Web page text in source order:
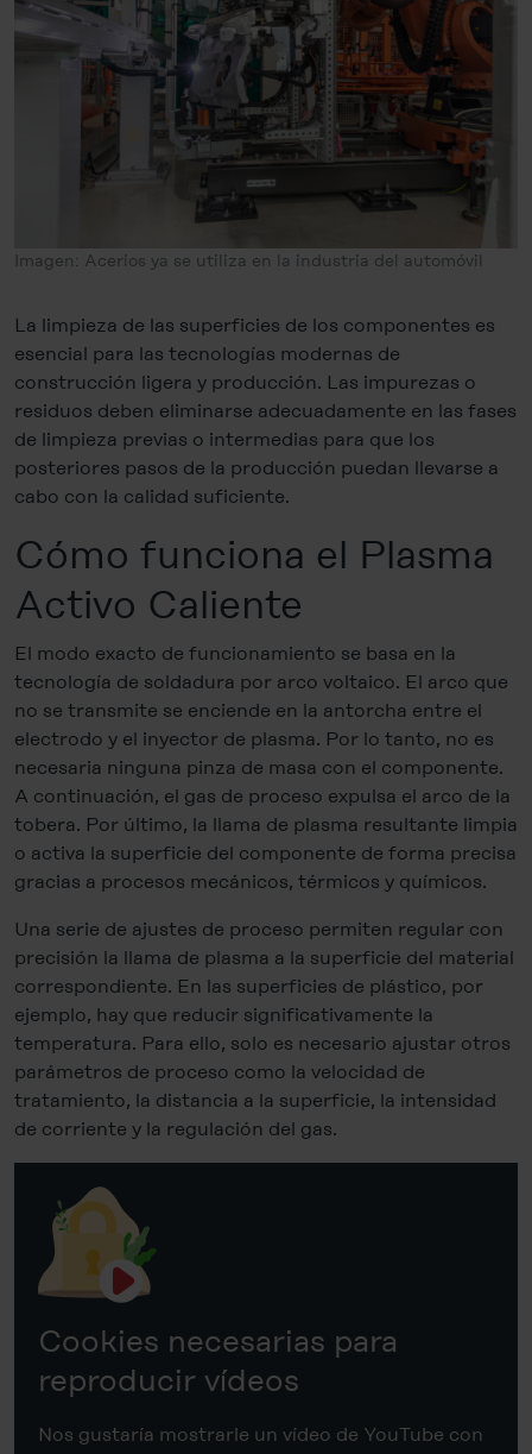
Imagen: Acerios ya se utiliza en la industria del automóvil
La limpieza de las superficies de los componentes es
esencial para las tecnologías modernas de
construcción ligera y producción. Las impurezas o
residuos deben eliminarse adecuadamente en las fases
de limpieza previas o intermedias para que los
posteriores pasos de la producción puedan llevarse a
cabo con la calidad suficiente.
Cómo funciona el Plasma
Activo Caliente
El modo exacto de funcionamiento se basa en la
tecnología de soldadura por arco voltaico. El arco que
no se transmite se enciende en la antorcha entre el
electrodo y el inyector de plasma. Por lo tanto, no es
necesaria ninguna pinza de masa con el componente.
A continuación, el gas de proceso expulsa el arco de la
tobera. Por último, la llama de plasma resultante limpia
o activa la superficie del componente de forma precisa
gracias a procesos mecánicos, térmicos y químicos.
Una serie de ajustes de proceso permiten regular con
precisión la llama de plasma a la superficie del material
correspondiente. En las superficies de plástico, por
ejemplo, hay que reducir significativamente la
temperatura. Para ello, solo es necesario ajustar otros
parámetros de proceso como la velocidad de
tratamiento, la distancia a la superficie, la intensidad
de corriente y la regulación del gas.
Cookies necesarias para
reproducir vídeos
Nos gustaría mostrarle un vídeo de YouTube con